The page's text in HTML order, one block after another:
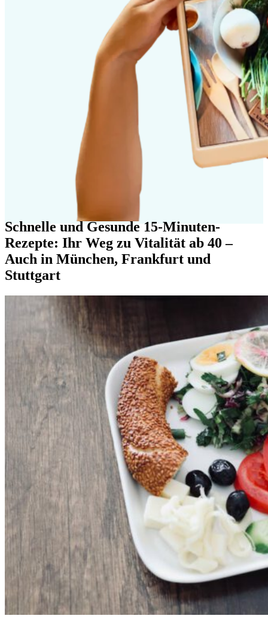
Schnelle und Gesunde 15-Minuten-
Rezepte: Ihr Weg zu Vitalität ab 40 –
Auch in München, Frankfurt und
Stuttgart